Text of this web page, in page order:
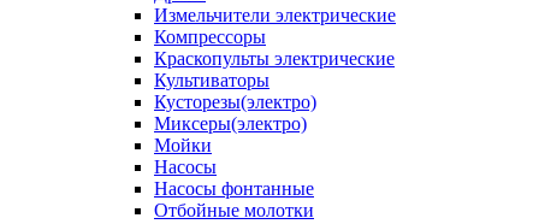
Измельчители электрические
Компрессоры
Краскопульты электрические
Культиваторы
Кусторезы(электро)
Миксеры(электро)
Мойки
Насосы
Насосы фонтанные
Отбойные молотки